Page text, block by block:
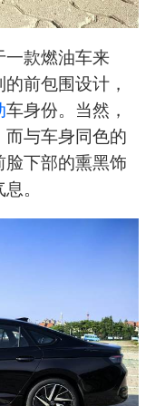
一款燃油车来
前包围设计，
车身份。当然，
与车身同色的
下部的熏黑饰
。